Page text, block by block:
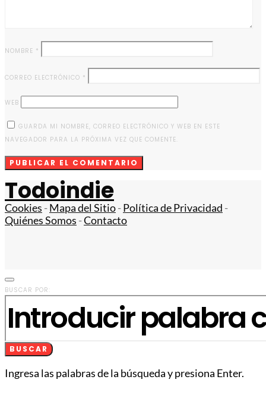
NOMBRE *
CORREO ELECTRÓNICO *
WEB
GUARDA MI NOMBRE, CORREO ELECTRÓNICO Y WEB EN ESTE
NAVEGADOR PARA LA PRÓXIMA VEZ QUE COMENTE.
Todoindie
Cookies -Mapa del Sitio-Política de Privacidad -
Quiénes Somos -Contacto
BUSCAR POR:
BUSCAR
Ingresa las palabras de la búsqueda y presiona Enter.